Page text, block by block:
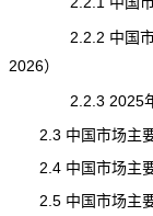
2.2.2 中国市场主
2026）
2.2.3 2025年中
2.3 中国市场主要
2.4 中国市场主要
2.5 中国市场主要